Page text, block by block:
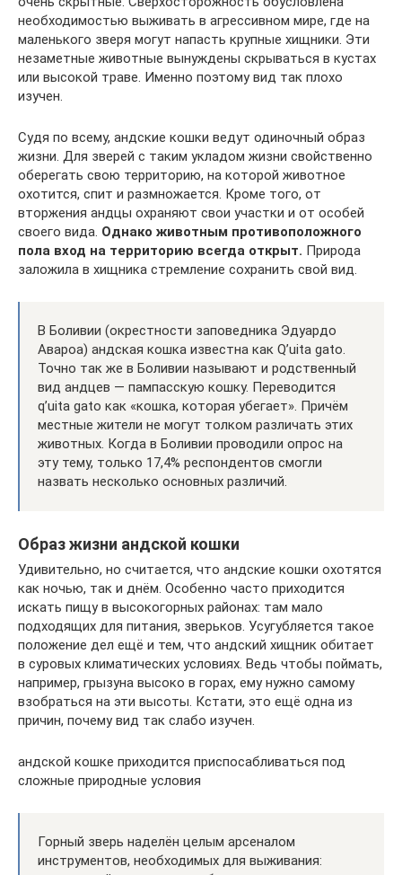
необходимостью выживать в агрессивном мире, где на
маленького зверя могут напасть крупные хищники. Эти
незаметные животные вынуждены скрываться в кустах
или высокой траве. Именно поэтому вид так плохо
изучен.
Судя по всему, андские кошки ведут одиночный образ
жизни. Для зверей с таким укладом жизни свойственно
оберегать свою территорию, на которой животное
охотится, спит и размножается. Кроме того, от
вторжения андцы охраняют свои участки и от особей
своего вида. Однако животным противоположного
пола вход на территорию всегда открыт. Природа
заложила в хищника стремление сохранить свой вид.
В Боливии (окрестности заповедника Эдуардо
Авароа) андская кошка известна как Q’uita gato.
Точно так же в Боливии называют и родственный
вид андцев — пампасскую кошку. Переводится
q’uita gato как «кошка, которая убегает». Причём
местные жители не могут толком различать этих
животных. Когда в Боливии проводили опрос на
эту тему, только 17,4% респондентов смогли
назвать несколько основных различий.
Образ жизни андской кошки
Удивительно, но считается, что андские кошки охотятся
как ночью, так и днём. Особенно часто приходится
искать пищу в высокогорных районах: там мало
подходящих для питания, зверьков. Усугубляется такое
положение дел ещё и тем, что андский хищник обитает
в суровых климатических условиях. Ведь чтобы поймать,
например, грызуна высоко в горах, ему нужно самому
взобраться на эти высоты. Кстати, это ещё одна из
причин, почему вид так слабо изучен.
андской кошке приходится приспосабливаться под
сложные природные условия
Горный зверь наделён целым арсеналом
инструментов, необходимых для выживания: